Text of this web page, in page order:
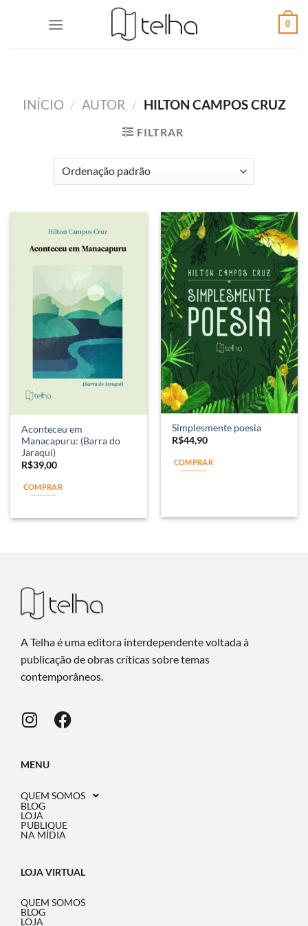
0
INÍCIO / AUTOR / HILTON CAMPOS CRUZ
FILTRAR
Aconteceu em
Manacapuru: (Barra do
Jaraqui)
R$39,00
COMPRAR
Simplesmente poesia
R$44,90
COMPRAR
A Telha é uma editora interdependente voltada à
publicação de obras críticas sobre temas
contemporâneos.
MENU
QUEM SOMOS
BLOG
LOJA
PUBLIQUE
NA MÍDIA
LOJA VIRTUAL
QUEM SOMOS
BLOG
LOJA